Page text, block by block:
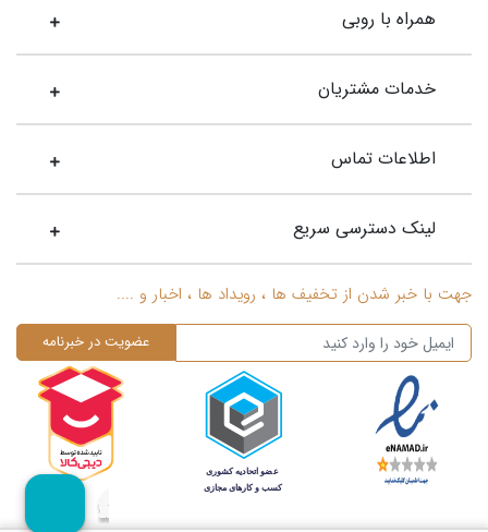
تماس با ما
همراه با روبی
خدمات مشتریان
اطلاعات تماس
لینک دسترسی سریع
جهت با خبر شدن از تخفیف ها ، رویداد ها ، اخبار و ....